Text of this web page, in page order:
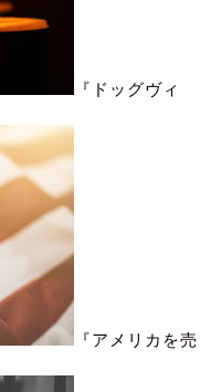
『ドッグヴィ
『アメリカを売